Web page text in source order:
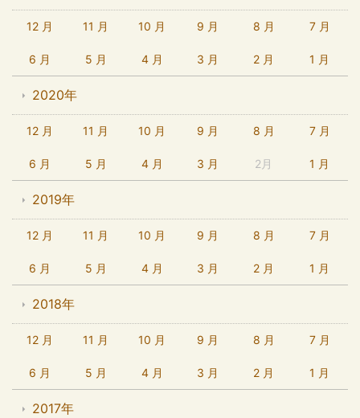
12 月 11 月 10 月 9 月 8 月 7 月
6 月 5 月 4 月 3 月 2 月 1 月
2020年
12 月 11 月 10 月 9 月 8 月 7 月
6 月 5 月 4 月 3 月 2月 1 月
2019年
12 月 11 月 10 月 9 月 8 月 7 月
6 月 5 月 4 月 3 月 2 月 1 月
2018年
12 月 11 月 10 月 9 月 8 月 7 月
6 月 5 月 4 月 3 月 2 月 1 月
2017年